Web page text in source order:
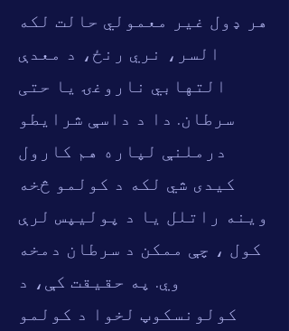
هر ډول غیر معمولي حالت لکه
السر، نري رنځ، د معدې
التهابي ناروغۍ یا حتی
سرطان. دا د داسې شرایطو
درملنې لپاره هم کارول
کیدی شي لکه د کولمو څخه
وینه راتلل یا د پولیپس لرې
کول ، چې ممکن د سرطان دمخه
وي. په حقیقت کې، د
کولونسکوپ لخوا د کولمو